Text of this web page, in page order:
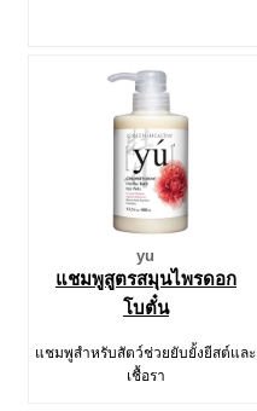
yu
แชมพูสูตรสมุนไพรดอก
โบตั๋น
แชมพูสำหรับสัตว์ช่วยยับยั้งยีสต์และ
เชื้อรา